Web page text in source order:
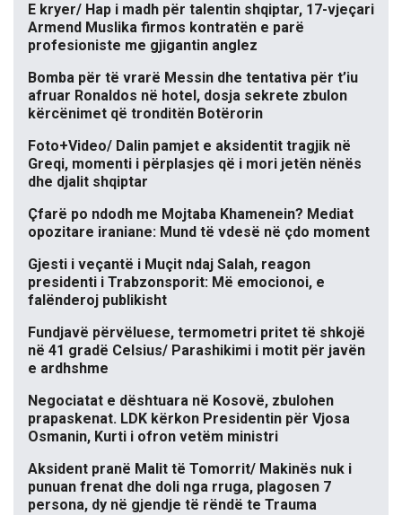
E kryer/ Hap i madh për talentin shqiptar, 17-vjeçari
Armend Muslika firmos kontratën e parë
profesioniste me gjigantin anglez
Bomba për të vrarë Messin dhe tentativa për t’iu
afruar Ronaldos në hotel, dosja sekrete zbulon
kërcënimet që tronditën Botërorin
Foto+Video/ Dalin pamjet e aksidentit tragjik në
Greqi, momenti i përplasjes që i mori jetën nënës
dhe djalit shqiptar
Çfarë po ndodh me Mojtaba Khamenein? Mediat
opozitare iraniane: Mund të vdesë në çdo moment
Gjesti i veçantë i Muçit ndaj Salah, reagon
presidenti i Trabzonsporit: Më emocionoi, e
falënderoj publikisht
Fundjavë përvëluese, termometri pritet të shkojë
në 41 gradë Celsius/ Parashikimi i motit për javën
e ardhshme
Negociatat e dështuara në Kosovë, zbulohen
prapaskenat. LDK kërkon Presidentin për Vjosa
Osmanin, Kurti i ofron vetëm ministri
Aksident pranë Malit të Tomorrit/ Makinës nuk i
punuan frenat dhe doli nga rruga, plagosen 7
persona, dy në gjendje të rëndë te Trauma